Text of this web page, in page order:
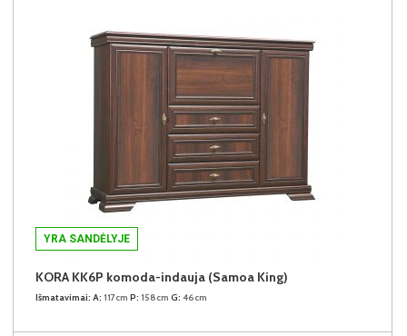
YRA SANDĖLYJE
KORA KK6P komoda-indauja (Samoa King)
Išmatavimai: A: 117cm P: 158cm G: 46cm